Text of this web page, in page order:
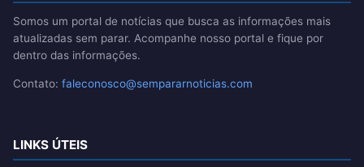
Somos um portal de notícias que busca as informações mais
atualizadas sem parar. Acompanhe nosso portal e fique por
dentro das informações.
Contato: faleconosco@sempararnoticias.com
LINKS ÚTEIS